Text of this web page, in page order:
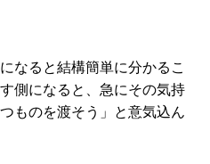
なると結構簡単に分かるこ
側になると、急にその気持
ものを渡そう」と意気込ん